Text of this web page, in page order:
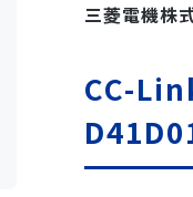
三菱電機株
CC-